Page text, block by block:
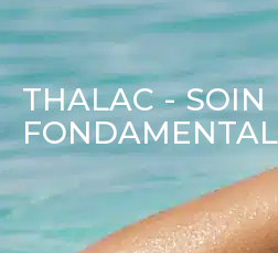
THALAC - SOIN
FONDAMENTAL